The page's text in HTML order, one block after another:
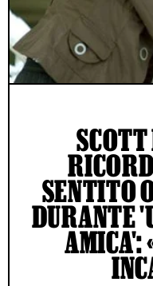
SENTITO
DURANTE
AMICA':